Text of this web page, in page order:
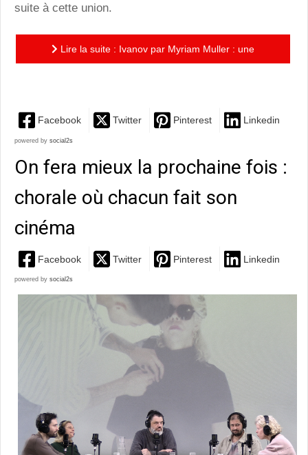
suite à cette union.
Lire la suite : Ivanov par Myriam Muller : une
Facebook Twitter Pinterest Linkedin
powered by social2s
On fera mieux la prochaine fois :
chorale où chacun fait son
cinéma
Facebook Twitter Pinterest Linkedin
powered by social2s